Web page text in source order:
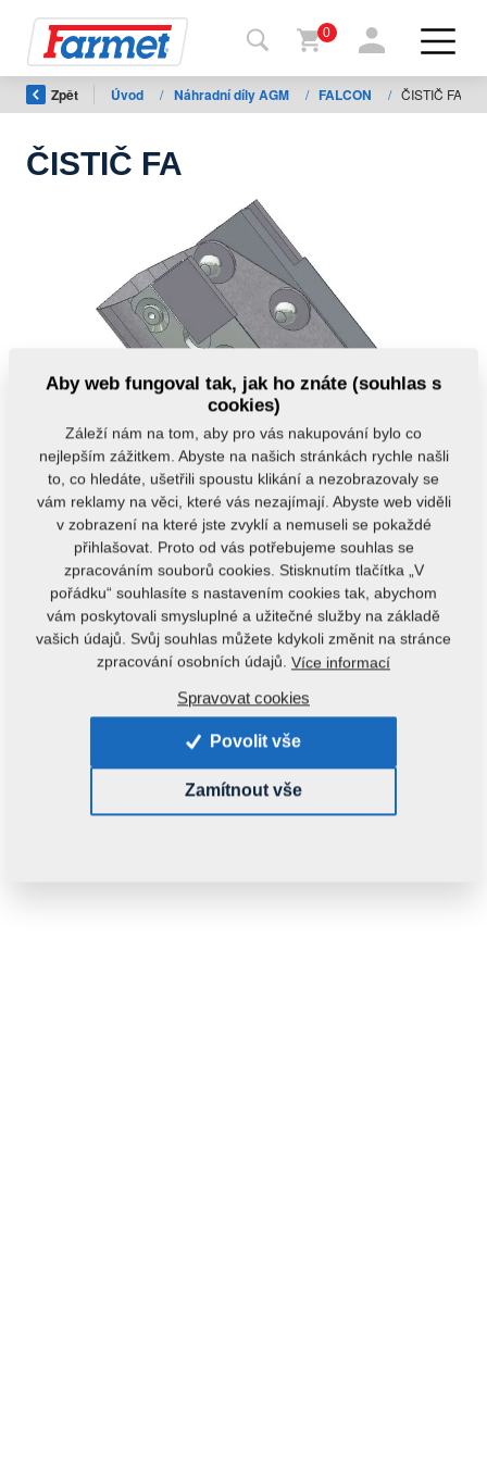
Zpět
na
stažení
0
Zpět Úvod / Náhradní díly AGM / FALCON / ČISTIČ FA
ČISTIČ FA
Kód produktu: 8000935-40107
Původní katalogové číslo:
4013719
Tento díl je použitelný i pro následující stroje:
Hmotnost: 0,1370 kg
Aby web fungoval tak, jak ho znáte (souhlas s
cookies)
Záleží nám na tom, aby pro vás nakupování bylo co
nejlepším zážitkem. Abyste na našich stránkách rychle našli
to, co hledáte, ušetřili spoustu klikání a nezobrazovaly se
vám reklamy na věci, které vás nezajímají. Abyste web viděli
v zobrazení na které jste zvyklí a nemuseli se pokaždé
přihlašovat. Proto od vás potřebujeme souhlas se
zpracováním souborů cookies. Stisknutím tlačítka „V
pořádku“ souhlasíte s nastavením cookies tak, abychom
vám poskytovali smysluplné a užitečné služby na základě
vašich údajů. Svůj souhlas můžete kdykoli změnit na stránce
zpracování osobních údajů. Více informací
Spravovat cookies
Povolit vše
Zamítnout vše